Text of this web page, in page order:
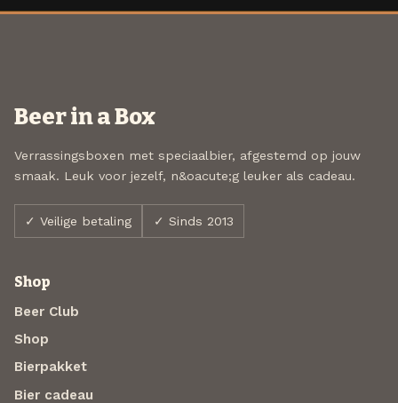
Beer in a Box
Verrassingsboxen met speciaalbier, afgestemd op jouw
smaak. Leuk voor jezelf, n&oacute;g leuker als cadeau.
✓ Veilige betaling ✓ Sinds 2013
Shop
Beer Club
Shop
Bierpakket
Bier cadeau